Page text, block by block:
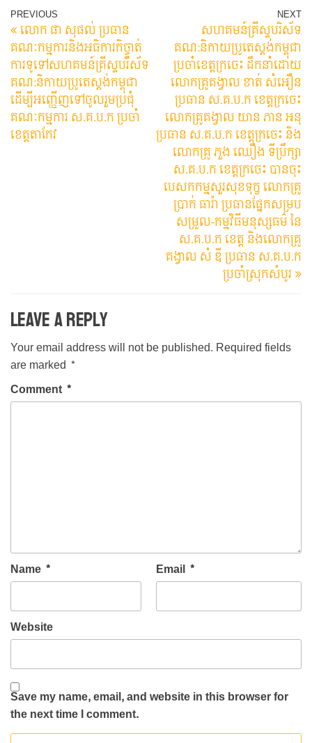
Post
navigation
Previous
Post
PREVIOUS
លោក ផា សុផល់ ប្រធាន
គណៈកម្មការនិងអធិការកិច្ច្ចាត់
ការទូទៅសហគមន៍គ្រីស្ទបរិស័ទ
គណ:និកាយប្រូតេស្តង់កម្ពុជា
ដេីម្បីអញ្ញើញទៅចូលរួមប្រជុំ
គណៈកម្មការ ស.គ.ប.ក ប្រចាំ
ខេត្តតាកែវ
NEXT
សហគមន៍គ្រីស្ទបរិស័ទ
គណ:និកាយប្រូតេស្តង់កម្ពុជា
ប្រចាំខេត្តក្រចេះ ដឹកនាំដោយ
លោកគ្រូគង្វាល ខាត់ សំអឿន
ប្រធាន ស.គ.ប.ក ខេត្តក្រចេះ
លោកគ្រូគង្វាល យាន ភាន អនុ
ប្រធាន ស.គ.ប.ក ខេត្តក្រចេះ និង
លោកគ្រូ ភួង ឈឿង ទីប្រឹក្សា
ស.គ.ប.ក ខេត្តក្រចេះ បានចុះ
បេសកកម្មសួរសុខទុក្ខ លោកគ្រូ
ប្រាក់ ធារ៉ា ប្រធានផ្នែកសម្រប
សម្រួល-កម្មវិធីមនុស្សធម៌ នៃ
ស.គ.ប.ក ខេត្ត និងលោកគ្រូ
គង្វាល សំ ឌី ប្រធាន ស.គ.ប.ក
ប្រចាំស្រុកសំបូរ
Leave a Reply
Your email address will not be published. Required fields
are marked *
Comment *
Name * Email *
Website
Save my name, email, and website in this browser for
the next time I comment.